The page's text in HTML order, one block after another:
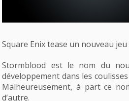
Square Enix tease un nouveau
Stormblood est le nom du
développement dans les
Malheureusement, à part ce
d’autre.